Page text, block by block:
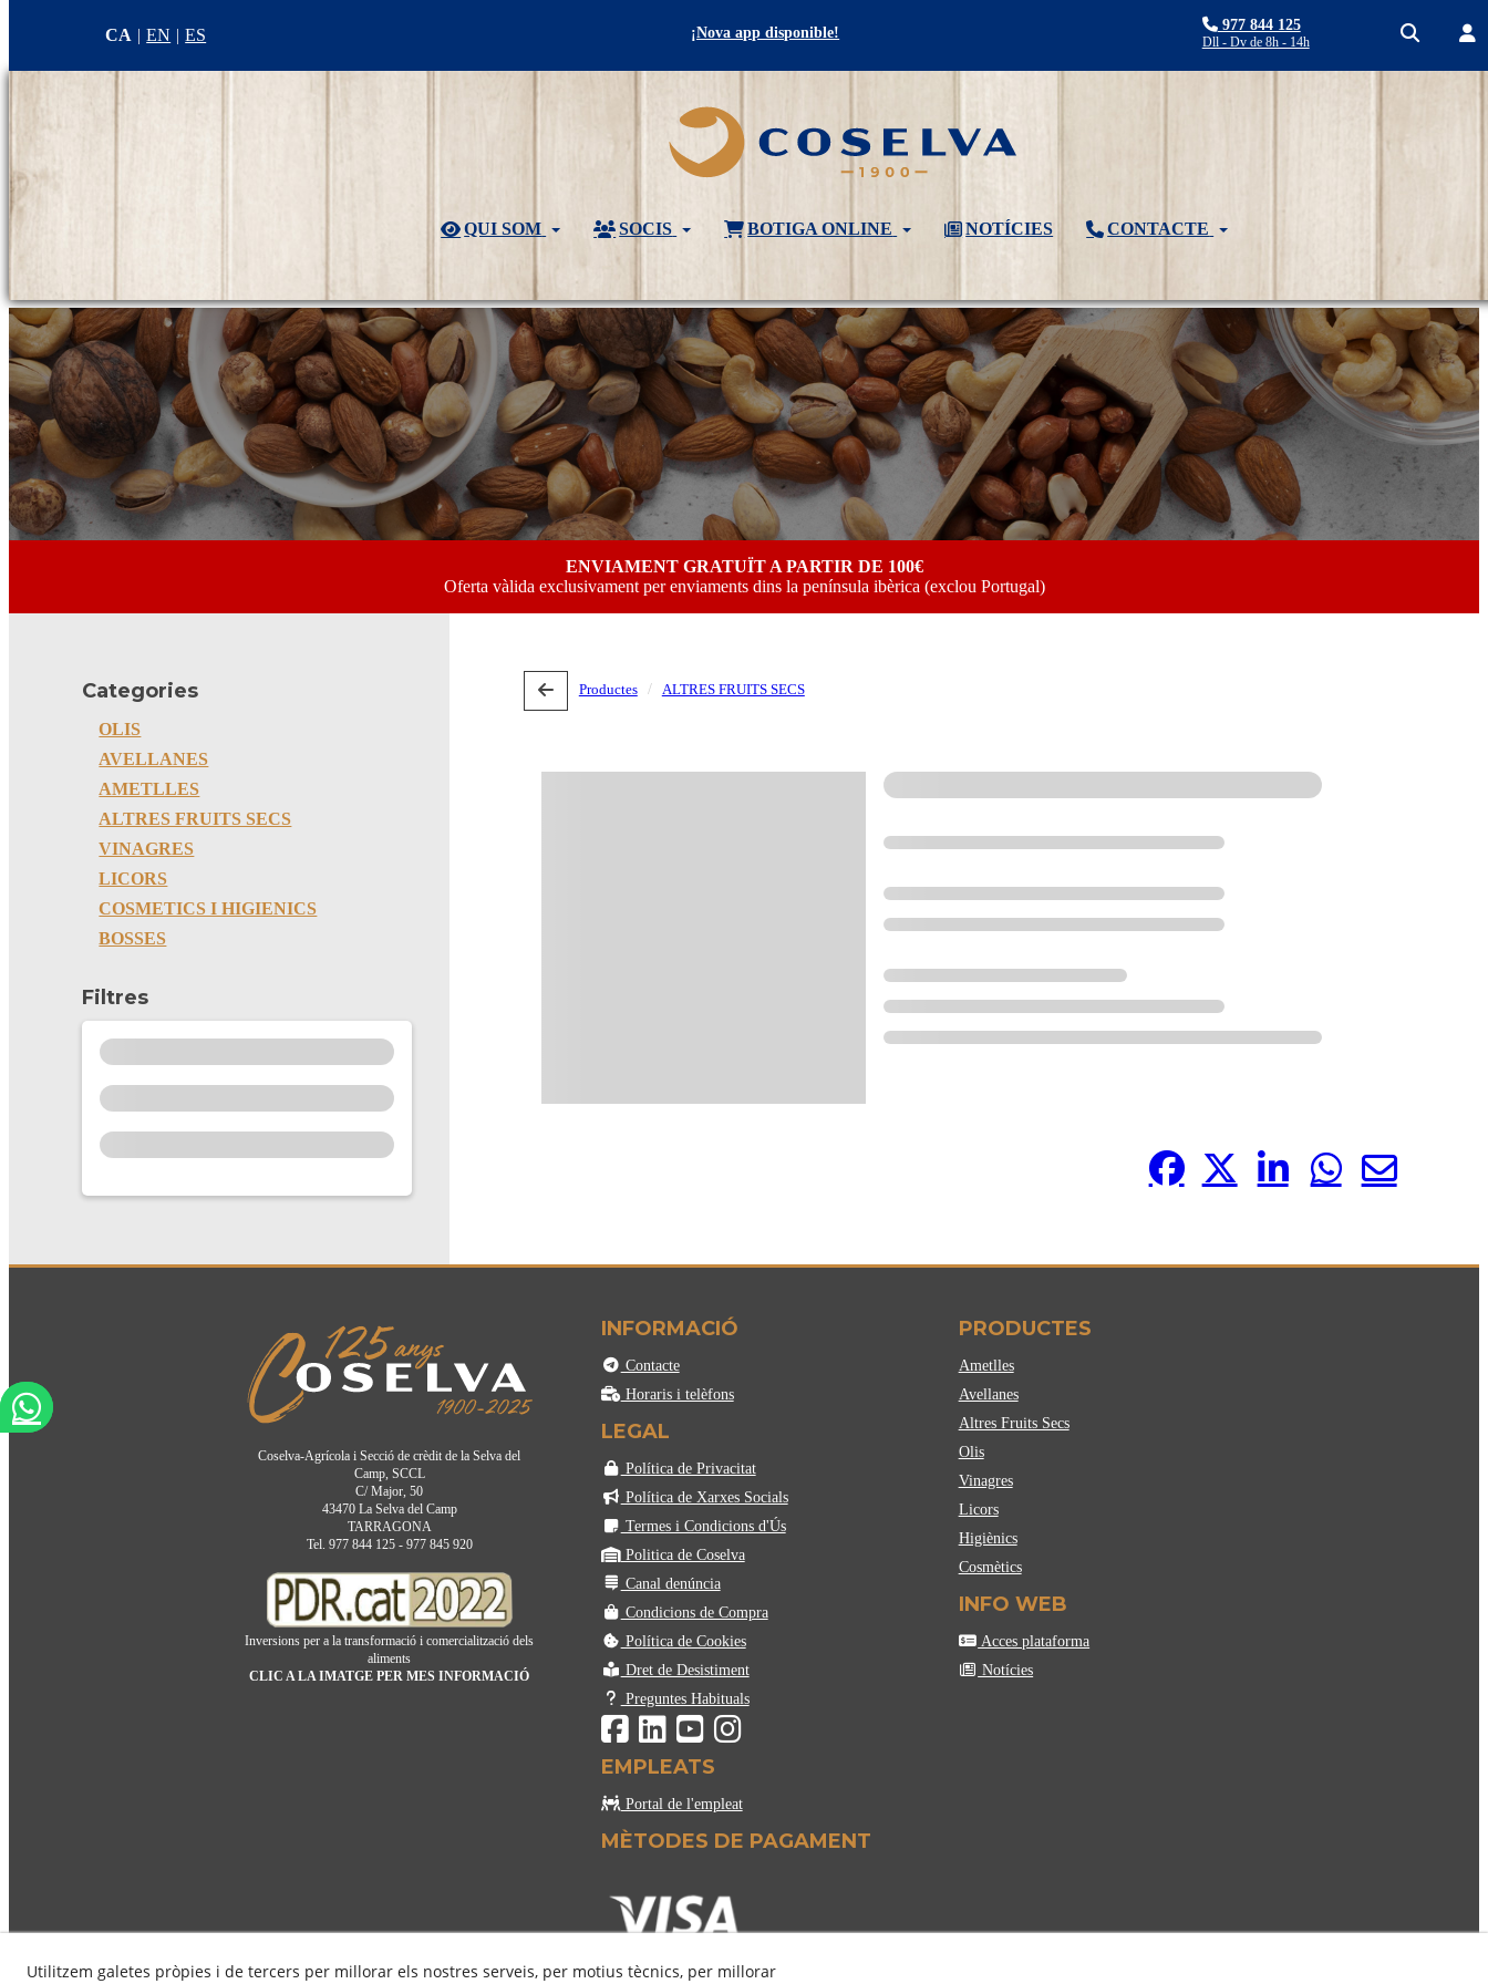
CA EN ES ¡Nova app disponible! 977 844 125
Dll - Dv de 8h - 14h
QUI SOM SOCIS BOTIGA ONLINE NOTÍCIES CONTACTE
ENVIAMENT GRATUÏT A PARTIR DE 100€
Oferta vàlida exclusivament per enviaments dins la península ibèrica (exclou Portugal)
Categories
OLIS
AVELLANES
AMETLLES
ALTRES FRUITS SECS
VINAGRES
LICORS
COSMETICS I HIGIENICS
BOSSES
Filtres
Productes ALTRES FRUITS SECS
Coselva-Agrícola i Secció de crèdit de la Selva del
Camp, SCCL
C/ Major, 50
43470 La Selva del Camp
TARRAGONA
Tel. 977 844 125 - 977 845 920
Inversions per a la transformació i comercialització dels
aliments
CLIC A LA IMATGE PER MES INFORMACIÓ
INFORMACIÓ
Contacte
Horaris i telèfons
LEGAL
Política de Privacitat
Política de Xarxes Socials
Termes i Condicions d'Ús
Politica de Coselva
Canal denúncia
Condicions de Compra
Política de Cookies
Dret de Desistiment
Preguntes Habituals
PRODUCTES
Ametlles
Avellanes
Altres Fruits Secs
Olis
Vinagres
Licors
Higiènics
Cosmètics
INFO WEB
Acces plataforma
Notícies
EMPLEATS
Portal de l'empleat
MÈTODES DE PAGAMENT
Utilitzem galetes pròpies i de tercers per millorar els nostres serveis, per motius tècnics, per millorar